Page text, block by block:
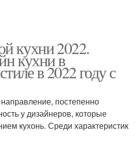
кухни 2022.
кухни в
в 2022 году с
постепенно
у дизайнеров, которые
кухонь. Среди характеристик